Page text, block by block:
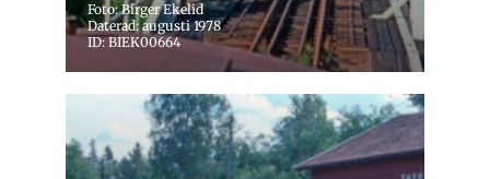
Foto: Birger Ekelid
Daterad: augusti 1978
ID: BIEK00664